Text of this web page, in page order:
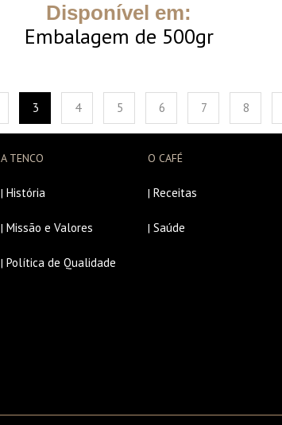
Disponível em:
Embalagem de 500gr
3 4 5 6 7 8
A TENCO
|História
|Missão e Valores
|Política de Qualidade
O CAFÉ
|Receitas
|Saúde